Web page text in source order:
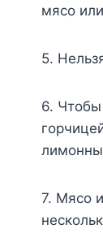
мяco
5.
6.
7. Mяco